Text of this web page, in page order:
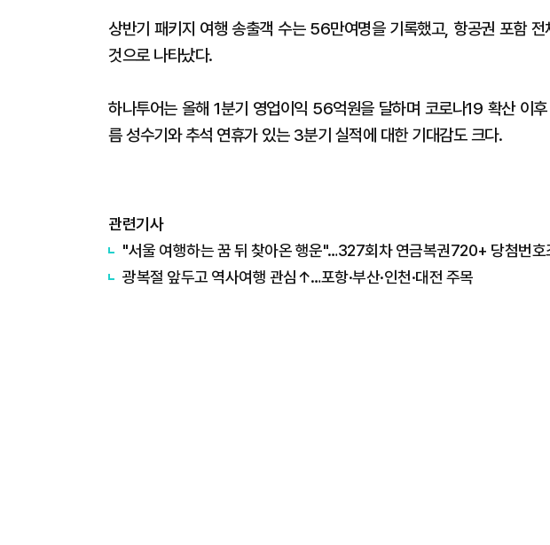
상반기 패키지 여행 송출객 수는 56만여명을 기록했고, 항공권 포함
것으로 나타났다.
하나투어는 올해 1분기 영업이익 56억원을 달하며 코로나19 확산 이
름 성수기와 추석 연휴가 있는 3분기 실적에 대한 기대감도 크다.
관련기사
"서울 여행하는 꿈 뒤 찾아온 행운"…327회차 연금복권720+ 당첨번호
광복절 앞두고 역사여행 관심↑…포항·부산·인천·대전 주목